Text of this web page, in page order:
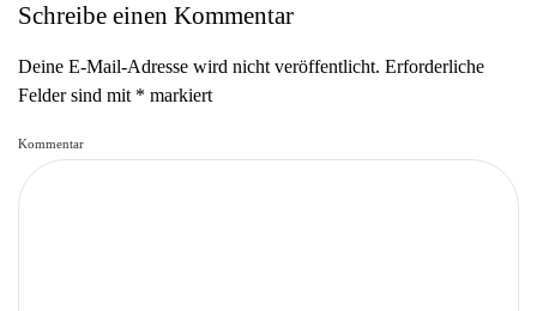
Schreibe einen Kommentar
Deine E-Mail-Adresse wird nicht veröffentlicht. Erforderliche
Felder sind mit * markiert
Kommentar